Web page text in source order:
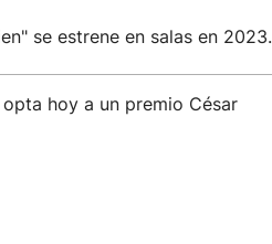
se estrene en salas en 2023.
hoy a un premio César